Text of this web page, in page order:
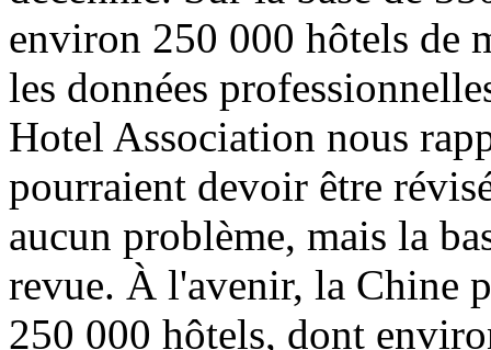
environ 250 000 hôtels de
les données
Hotel Association nous
pourraient devoir être
aucun problème, mais la
revue. À l'avenir, la Chine
250 000 hôtels, dont